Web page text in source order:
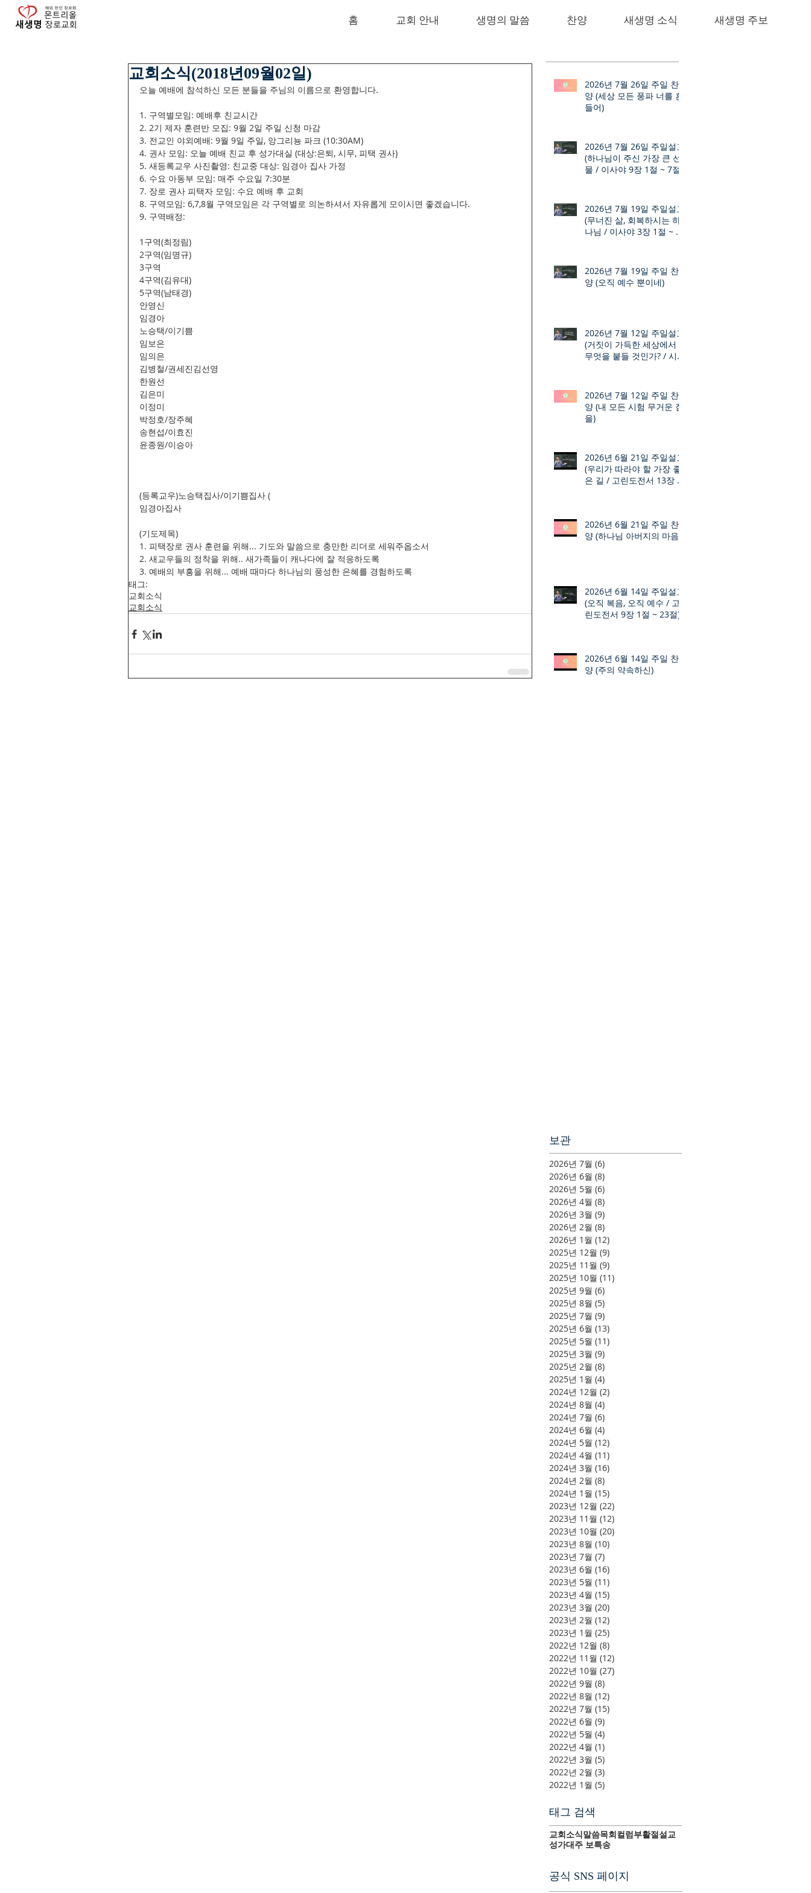
홈 교회 안내 생명의 말씀 찬양 새생명 소식 새생명 주보
교회소식(2018년09월02일)
오늘 예배에 참석하신 모든 분들을 주님의 이름으로 환영합니다.
1. 구역별모임: 예배후 친교시간
2. 2기 제자 훈련반 모집: 9월 2일 주일 신청 마감
3. 전교인 야외예배: 9월 9일 주일, 앙그리뇽 파크 (10:30AM)
4. 권사 모임: 오늘 예배 친교 후 성가대실 (대상:은퇴, 시무, 피택 권사)
5. 새등록교우 사진촬영: 친교중 대상: 임경아 집사 가정
6. 수요 아동부 모임: 매주 수요일 7:30분
7. 장로 권사 피택자 모임: 수요 예배 후 교회
8. 구역모임: 6,7,8월 구역모임은 각 구역별로 의논하셔서 자유롭게 모이시면 좋겠습니다.
9. 구역배정:
1구역(최정림)
2구역(임명규)
3구역
4구역(김유대)
5구역(남태경)
안영신
임경아
노승택/이기쁨
임보은
임의은
김병철/권세진김선영
한원선
김은미
이정미
박정호/장주혜
송현섭/이효진
윤종원/이승아
(등록교우)노승택집사/이기쁨집사 (
임경아집사
(기도제목)
1. 피택장로 권사 훈련을 위해... 기도와 말씀으로 충만한 리더로 세워주옵소서
2. 새교우들의 정착을 위해.. 새가족들이 캐나다에 잘 적응하도록
3. 예배의 부흥을 위해... 예배 때마다 하나님의 풍성한 은혜를 경험하도록
태그:
교회소식
교회소식
2026년 7월 26일 주일 찬
양 (세상 모든 풍파 너를 흔
들어)
2026년 7월 26일 주일설교
(하나님이 주신 가장 큰 선
물 / 이사야 9장 1절 ~ 7절)
2026년 7월 19일 주일설교
(무너진 삶, 회복하시는 하
나님 / 이사야 3장 1절 ~ 12
2026년 7월 19일 주일 찬
양 (오직 예수 뿐이네)
2026년 7월 12일 주일설교
(거짓이 가득한 세상에서
무엇을 붙들 것인가? / 시편
2026년 7월 12일 주일 찬
양 (내 모든 시험 무거운 짐
을)
2026년 6월 21일 주일설교
(우리가 따라야 할 가장 좋
은 길 / 고린도전서 13장 1
2026년 6월 21일 주일 찬
양 (하나님 아버지의 마음)
2026년 6월 14일 주일설교
(오직 복음, 오직 예수 / 고
린도전서 9장 1절 ~ 23절)
2026년 6월 14일 주일 찬
양 (주의 약속하신)
보관
2026년 7월 (6)
2026년 6월 (8)
2026년 5월 (6)
2026년 4월 (8)
2026년 3월 (9)
2026년 2월 (8)
2026년 1월 (12)
2025년 12월 (9)
2025년 11월 (9)
2025년 10월 (11)
2025년 9월 (6)
2025년 8월 (5)
2025년 7월 (9)
2025년 6월 (13)
2025년 5월 (11)
2025년 3월 (9)
2025년 2월 (8)
2025년 1월 (4)
2024년 12월 (2)
2024년 8월 (4)
2024년 7월 (6)
2024년 6월 (4)
2024년 5월 (12)
2024년 4월 (11)
2024년 3월 (16)
2024년 2월 (8)
2024년 1월 (15)
2023년 12월 (22)
2023년 11월 (12)
2023년 10월 (20)
2023년 8월 (10)
2023년 7월 (7)
2023년 6월 (16)
2023년 5월 (11)
2023년 4월 (15)
2023년 3월 (20)
2023년 2월 (12)
2023년 1월 (25)
2022년 12월 (8)
2022년 11월 (12)
2022년 10월 (27)
2022년 9월 (8)
2022년 8월 (12)
2022년 7월 (15)
2022년 6월 (9)
2022년 5월 (4)
2022년 4월 (1)
2022년 3월 (5)
2022년 2월 (3)
2022년 1월 (5)
태그 검색
교회소식말씀목회컬럼 부활절설교
성가대 주 보특송
공식 SNS 페이지